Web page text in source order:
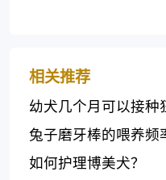
相关推荐
幼犬几个月可以接种
兔子磨牙棒的喂养频
如何护理博美犬？